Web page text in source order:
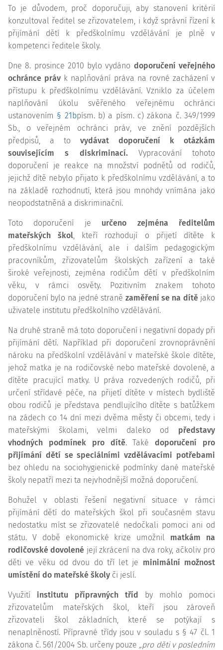
To je důvodem, proč doporučuji, aby stanovení kritérií
konzultoval ředitel se zřizovatelem, i když správní řízení k
přijímání dětí k předškolnímu vzdělávání je plně v
kompetenci ředitele školy.
Dne 8. prosince 2010 bylo vydáno doporučení veřejného
ochránce práv k naplňování práva na rovné zacházení v
přístupu k předškolnímu vzdělávání. Vzniklo za účelem
naplňování úkolu svěřeného veřejnému ochránci
ustanovením § 21bpísm. b) a písm. c) zákona č. 349/1999
Sb., o veřejném ochránci práv, ve znění pozdějších
předpisů, a to vydávat doporučení k otázkám
souvisejícím s diskriminací.Vypracování tohoto
doporučení je reakce na množství podnětů od rodičů,
jejichž dítě nebylo přijato k předškolnímu vzdělávání, a to
na základě rozhodnutí, která jsou mnohdy vnímána jako
neopodstatněná a diskriminační.
Toto doporučení je určeno zejména ředitelům
mateřských škol, kteří rozhodují o přijetí dítěte k
předškolnímu vzdělávání, ale i dalším pedagogickým
pracovníkům, zřizovatelům školských zařízení a také
široké veřejnosti, zejména rodičům dětí v předškolním
věku, v rámci osvěty. Pozitivním znakem tohoto
doporučení bylo na jedné straně zaměření se na dítějako
uživatele institutu předškolního vzdělávání.
Na druhé straně má toto doporučení i negativní dopady při
přijímání dětí. Například při doporučení zrovnoprávnění
nároku na předškolní vzdělávání v mateřské škole dítěte,
jehož matka je na rodičovské nebo mateřské dovolené, a
dítěte pracující matky. U práva rozvedených rodičů, při
určení střídavé péče, na přijetí dítěte v místech bydliště
obou rodičů je představa pendlujícího dítěte s batůžkem
na zádech co 14 dní mezi dvěma městy či obcemi, tedy i
mateřskými školami, velmi daleko od představy
vhodných podmínek pro dítě. Takédoporučení pro
přijímání dětí se speciálními vzdělávacími potřebami
bez ohledu na sociohygienické podmínky dané mateřské
školy nepatří mezi ta nejvhodnější možná doporučení.
Bohužel v oblasti řešení negativní situace v rámci
přijímání dětí do mateřských škol při současném stavu
nedostatku míst se zřizovatelé nedočkali pomoci ani od
státu. V době ekonomické krize umožnil matkám na
rodičovské dovolené její zkrácení na dva roky, ačkoliv pro
děti ve věku od dvou do tří let je minimální možnost
umístění do mateřské školy či jeslí.
Využití institutu přípravných tříd by mohlo pomoci
zřizovatelům mateřských škol, kteří jsou zároveň
zřizovateli škol základních, které se potýkají s
nenaplněností. Přípravné třídy jsou v souladu s § 47 čl. 1
zákona č. 561/2004 Sb. určeny pouze „pro děti v posledním